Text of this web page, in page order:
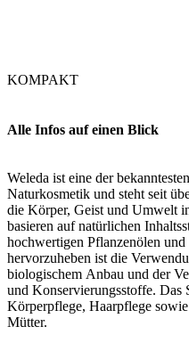
KOMPAKT
Alle Infos auf einen Blick
Weleda ist eine der
Naturkosmetik und steht seit
die Körper, Geist und Umwelt
basieren auf natürlichen
hochwertigen Pflanzenölen
hervorzuheben ist die
biologischem Anbau und der
und Konservierungsstoffe. Das
Körperpflege, Haarpflege
Mütter.​